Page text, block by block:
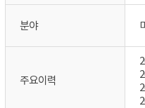
분야
주요이력